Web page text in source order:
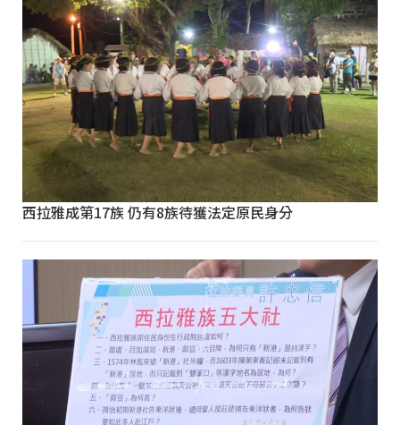
西拉雅成第17族 仍有8族待獲法定原民身分